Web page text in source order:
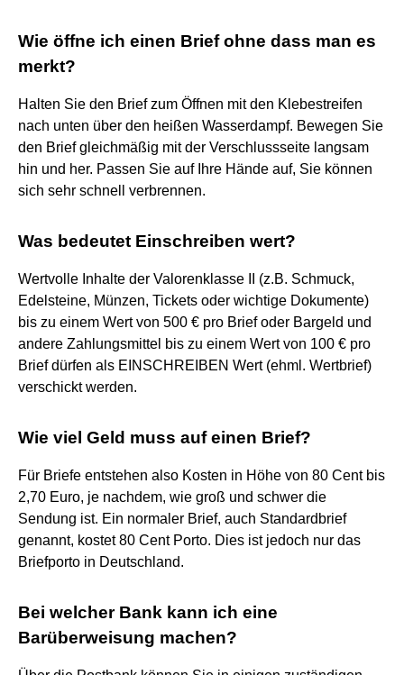
Wie öffne ich einen Brief ohne dass man es
merkt?
Halten Sie den Brief zum Öffnen mit den Klebestreifen
nach unten über den heißen Wasserdampf. Bewegen Sie
den Brief gleichmäßig mit der Verschlussseite langsam
hin und her. Passen Sie auf Ihre Hände auf, Sie können
sich sehr schnell verbrennen.
Was bedeutet Einschreiben wert?
Wertvolle Inhalte der Valorenklasse II (z.B. Schmuck,
Edelsteine, Münzen, Tickets oder wichtige Dokumente)
bis zu einem Wert von 500 € pro Brief oder Bargeld und
andere Zahlungsmittel bis zu einem Wert von 100 € pro
Brief dürfen als EINSCHREIBEN Wert (ehml. Wertbrief)
verschickt werden.
Wie viel Geld muss auf einen Brief?
Für Briefe entstehen also Kosten in Höhe von 80 Cent bis
2,70 Euro, je nachdem, wie groß und schwer die
Sendung ist. Ein normaler Brief, auch Standardbrief
genannt, kostet 80 Cent Porto. Dies ist jedoch nur das
Briefporto in Deutschland.
Bei welcher Bank kann ich eine
Barüberweisung machen?